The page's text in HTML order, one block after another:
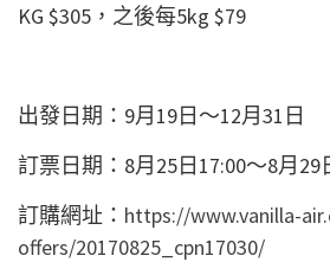
KG $305，之後每5kg $79
出發日期：9月19日～12月31日
訂票日期：8月25日17:00～8月29
訂購網址： https://www.vanilla-
offers/20170825_cpn17030/